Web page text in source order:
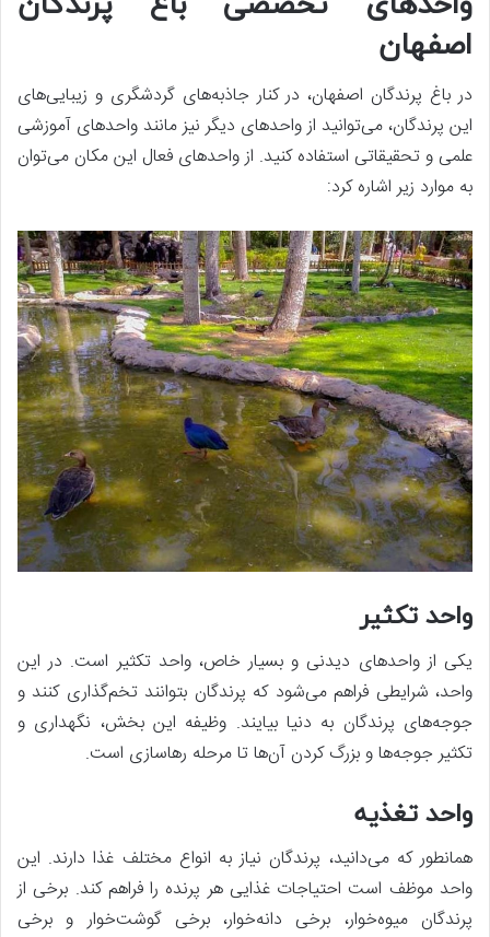
اصفهان
در باغ پرندگان اصفهان، در کنار جاذبه‌های گردشگری و زیبایی‌های
این پرندگان، می‌توانید از واحدهای دیگر نیز مانند واحدهای آموزشی
علمی و تحقیقاتی استفاده کنید. از واحدهای فعال این مکان می‌توان
به موارد زیر اشاره کرد:
واحد تکثیر
یکی از واحدهای دیدنی و بسیار خاص، واحد تکثیر است. در این
واحد، شرایطی فراهم می‌شود که پرندگان بتوانند تخم‌گذاری کنند و
جوجه‌های پرندگان به دنیا بیایند. وظیفه این بخش، نگهداری و
تکثیر جوجه‌ها و بزرگ کردن آن‌ها تا مرحله رهاسازی است.
واحد تغذیه
همانطور که می‌دانید، پرندگان نیاز به انواع مختلف غذا دارند. این
واحد موظف است احتیاجات غذایی هر پرنده را فراهم کند. برخی از
پرندگان میوه‌خوار، برخی دانه‌خوار، برخی گوشت‌خوار و برخی